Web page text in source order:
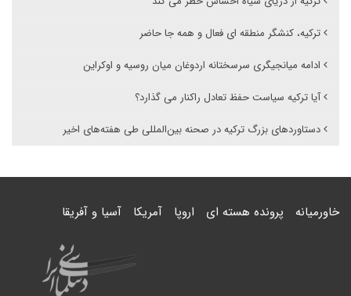
ترکیه، کنشگر منطقه ای فعال و همه جا حاضر
ادامه میانجیگری سرسختانه اردوغان میان روسیه و اوکراین
آیا ترکیه سیاست حفظ تعادل راکنار می گذارد؟
دستاوردهای بزرگ ترکیه در صحنه بین‌المللی طی هفته‌های اخیر
خاورمیانه پرونده هسته ای اروپا آمریکا آسیا و آفریقا